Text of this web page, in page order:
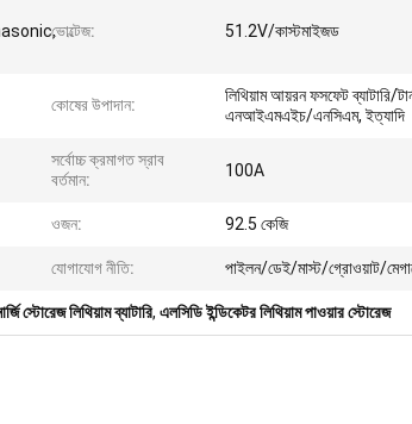
ভোল্টেজ: 51.2V/কাস্টমাইজড
কোষের উপাদান:
লিথিয়াম আয়রন ফসফেট ব্যাটারি/
এনআইএমএইচ/এনসিএম, ইত্যাদি
সর্বোচ্চ ক্রমাগত স্রাব
বর্তমান:
100A
ওজন: 92.5 কেজি
যোগাযোগ নীতি: পাইলন/ডেই/মাস্ট/গ্রোওয়াট/
স্টোরেজ লিথিয়াম ব্যাটারি, এলসিডি ইন্ডিকেটর লিথিয়াম পাওয়ার স্টোরেজ